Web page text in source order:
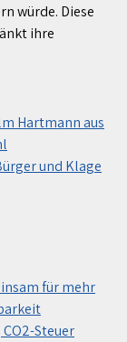
würde. Diese
ihre
Hartmann aus
und Klage
für mehr
Steuer